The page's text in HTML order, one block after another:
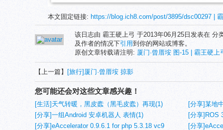
本文固定链接: https://blog.ich8.com/post/3895/dsc00297 |
该日志由 霸王硬上弓 于2013年06月25日发表在 分
及作者的情况下引用到你的网站或博客。
原创文章转载请注明: 厦门·曾厝垵 图-15 | 霸王硬上
【上一篇】 [旅行]厦门·曾厝垵 掠影
您可能还会对这些文章感兴趣！
[生活]天气转暖，黑皮蠹（黑毛皮蠹）再现(1)
[分享]某地
[分享]一组Android 安卓机器人 表情(1)
[分享]ROS
[分享]eAccelerator 0.9.6.1 for php 5.3.18 vc9
[分享